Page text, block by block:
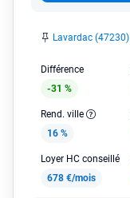
Lavardac (47230)
Différence
-31 %
Rend. ville
16 %
Loyer HC conseillé
678 €/mois